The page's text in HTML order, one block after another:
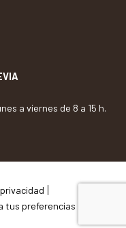
a viernes de 8 a 15 h.
tus preferencias